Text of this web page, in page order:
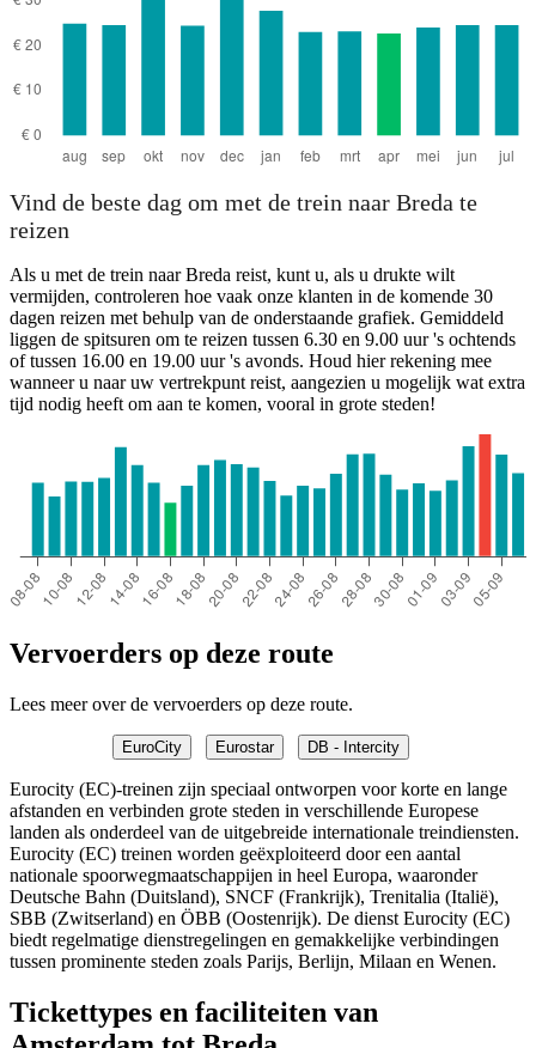
Vind de beste dag om met de trein naar Breda te
reizen
Als u met de trein naar Breda reist, kunt u, als u drukte wilt
vermijden, controleren hoe vaak onze klanten in de komende 30
dagen reizen met behulp van de onderstaande grafiek. Gemiddeld
liggen de spitsuren om te reizen tussen 6.30 en 9.00 uur 's ochtends
of tussen 16.00 en 19.00 uur 's avonds. Houd hier rekening mee
wanneer u naar uw vertrekpunt reist, aangezien u mogelijk wat extra
tijd nodig heeft om aan te komen, vooral in grote steden!
Vervoerders op deze route
Lees meer over de vervoerders op deze route.
EuroCity Eurostar DB - Intercity
Eurocity (EC)-treinen zijn speciaal ontworpen voor korte en lange
afstanden en verbinden grote steden in verschillende Europese
landen als onderdeel van de uitgebreide internationale treindiensten.
Eurocity (EC) treinen worden geëxploiteerd door een aantal
nationale spoorwegmaatschappijen in heel Europa, waaronder
Deutsche Bahn (Duitsland), SNCF (Frankrijk), Trenitalia (Italië),
SBB (Zwitserland) en ÖBB (Oostenrijk). De dienst Eurocity (EC)
biedt regelmatige dienstregelingen en gemakkelijke verbindingen
tussen prominente steden zoals Parijs, Berlijn, Milaan en Wenen.
Tickettypes en faciliteiten van